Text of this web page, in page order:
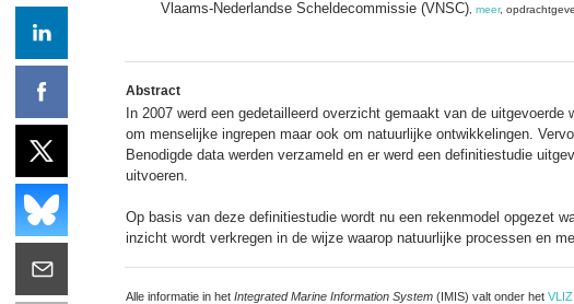
Vlaams-Nederlandse Scheldecommissie (VNSC) meer,
Abstract
In 2007 werd een gedetailleerd overzicht gemaakt van de
om menselijke ingrepen maar ook om natuurlijke ontwikkelingen.
Benodigde data werden verzameld en er werd een definitiestudie
uitvoeren.
Op basis van deze definitiestudie wordt nu een rekenmodel opgezet
inzicht wordt verkregen in de wijze waarop natuurlijke processen en
Alle informatie in het Integrated Marine Information System (IMIS) valt onder het